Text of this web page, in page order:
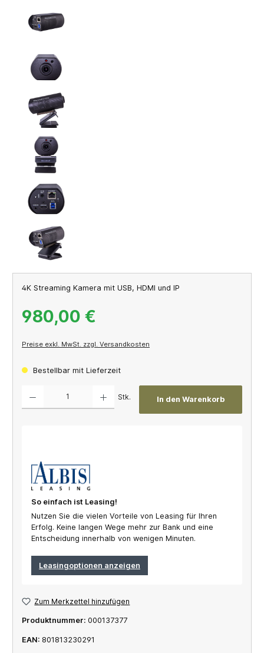
4K Streaming Kamera mit USB, HDMI und IP
980,00 €
Preise exkl. MwSt. zzgl. Versandkosten
Bestellbar mit Lieferzeit
Stk. In den Warenkorb
So einfach ist Leasing!
Nutzen Sie die vielen Vorteile von Leasing für Ihren
Erfolg. Keine langen Wege mehr zur Bank und eine
Entscheidung innerhalb von wenigen Minuten.
Leasingoptionen anzeigen
Zum Merkzettel hinzufügen
Produktnummer: 000137377
EAN: 801813230291